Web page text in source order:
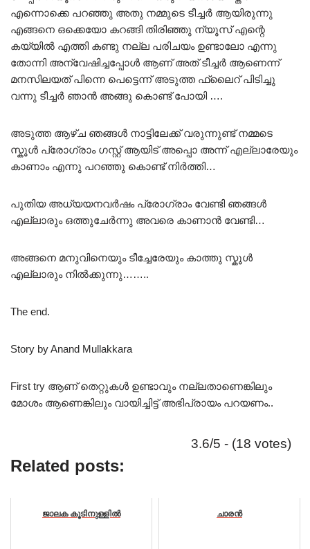
എന്നൊക്കെ പറഞ്ഞു അതു നമ്മുടെ ടീച്ചർ ആയിരുന്നു
എങ്ങനെ ഒക്കെയോ കറങ്ങി തിരിഞ്ഞു ന്യൂസ് എന്റെ
കയ്യിൽ എത്തി കണ്ടു നല്ല പരിചയം ഉണ്ടാലോ എന്നു
തോന്നി അന്വേഷിച്ചപ്പോൾ ആണ് അത് ടീച്ചർ ആണെന്ന്
മനസിലയത് പിന്നെ പെട്ടെന്ന് അടുത്ത ഫ്ലൈറ് പിടിച്ചു
വന്നു ടീച്ചർ ഞാൻ അങ്ങു കൊണ്ട് പോയി ….
അടുത്ത ആഴ്ച ഞങ്ങൾ നാട്ടിലേക്ക് വരുന്നുണ്ട് നമ്മടെ
സ്കൂൾ പ്രോഗ്രാം ഗസ്റ്റ് ആയിട് അപ്പൊ അന്ന് എല്ലാരേയും
കാണാം എന്നു പറഞ്ഞു കൊണ്ട് നിർത്തി…
പുതിയ അധ്യയനവർഷം പ്രോഗ്രാം വേണ്ടി ഞങ്ങൾ
എല്ലാരും ഒത്തുചേർന്നു അവരെ കാണാൻ വേണ്ടി…
അങ്ങനെ മനുവിനെയും ടീച്ചേരേയും കാത്തു സ്കൂൾ
എല്ലാരും നിൽക്കുന്നു……..
The end.
Story by Anand Mullakkara
First try ആണ് തെറ്റുകൾ ഉണ്ടാവും നല്ലതാണെങ്കിലും
മോശം ആണെങ്കിലും വായിച്ചിട്ട് അഭിപ്രായം പറയണം..
3.6/5 - (18 votes)
Related posts:
ജാലക കൂടിനുള്ളിൽ ചാരൻ